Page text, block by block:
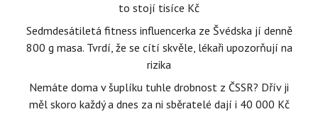
to stojí tisíce Kč
Sedmdesátiletá fitness influencerka ze Švédska jí denně
800 g masa. Tvrdí, že se cítí skvěle, lékaři upozorňují na
rizika
Nemáte doma v šuplíku tuhle drobnost z ČSSR? Dřív ji
měl skoro každý a dnes za ni sběratelé dají i 40 000 Kč